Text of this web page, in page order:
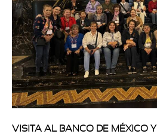
VISITA AL BANCO DE MÉXICO